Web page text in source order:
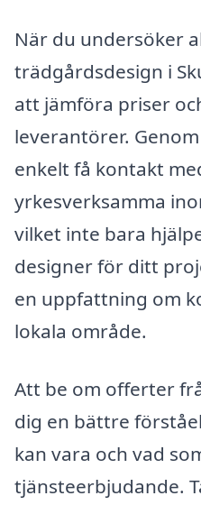
När du undersöker
trädgårdsdesign i
att jämföra priser
leverantörer.
enkelt få kontakt
yrkesverksamma
vilket inte bara
designer för ditt
en uppfattning om
lokala område.
Att be om offerter
dig en bättre
kan vara och vad
tjänsteerbjudande.